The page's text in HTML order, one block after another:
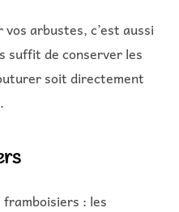
arbustes, c’est aussi
suffit de conserver les
soit directement
: les